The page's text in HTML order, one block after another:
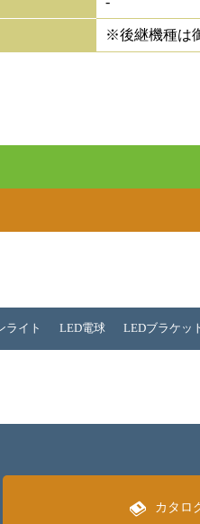
※後継機種は
ライト LED電球 LEDブラケッ
カタロ